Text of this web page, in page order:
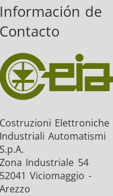
de
Elettroniche
Automatismi
Industriale 54
Viciomaggio -